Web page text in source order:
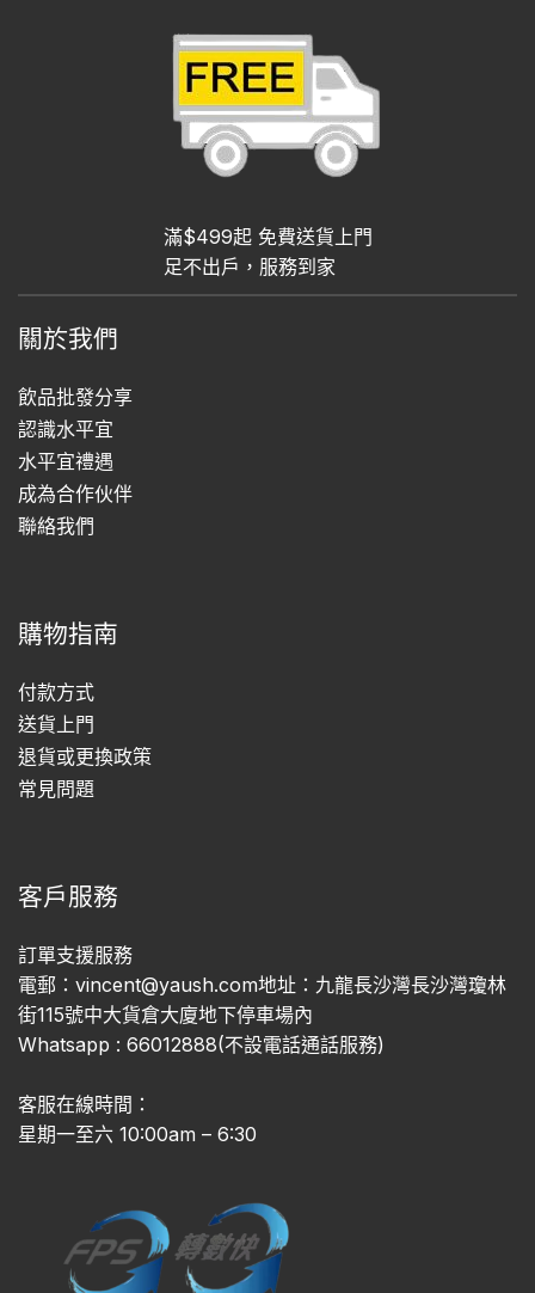
滿$499起 免費送貨上門
足不出戶，服務到家
關於我們
飲品批發分享
認識水平宜
水平宜禮遇
成為合作伙伴
聯絡我們
購物指南
付款方式
送貨上門
退貨或更換政策
常見問題
客戶服務
訂單支援服務
電郵：vincent@yaush.com地址：九龍長沙灣長沙灣瓊林
街115號中大貨倉大廈地下停車場內
Whatsapp : 66012888(不設電話通話服務)
客服在線時間：
星期一至六 10:00am – 6:30